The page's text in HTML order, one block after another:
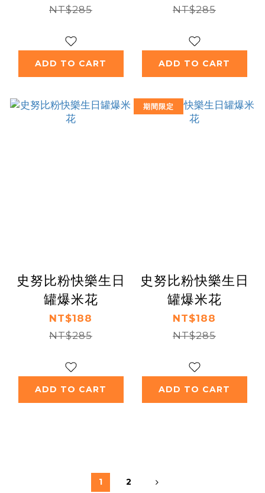
NT$285
ADD TO CART
NT$285
ADD TO CART
史努比粉快樂生日
罐爆米花
NT$188
NT$285
ADD TO CART
期間限定
史努比粉快樂生日
罐爆米花
NT$188
NT$285
ADD TO CART
1 2